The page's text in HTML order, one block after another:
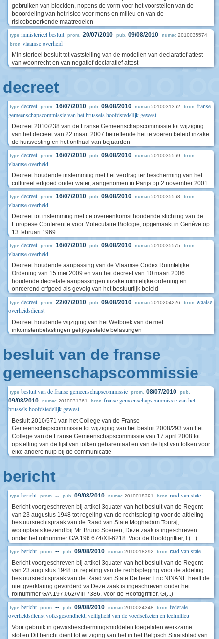
gebruiken van biociden, nopens de vorm voor het voorstellen van de
beoordeling van het risico voor mens en milieu en van de
risicobeperkende maatregelen
type ministerieel besluit prom. 20/07/2010 pub. 09/08/2010 numac 2010035574
bron vlaamse overheid
Ministerieel besluit tot vaststelling van de modellen van declaratief attest
van woonrecht en van negatief declaratief attest
decreet
type decreet prom. 16/07/2010 pub. 09/08/2010 numac 2010031362 bron franse
gemeenschapscommissie van het brussels hoofdstedelijk gewest
Decreet 2010/238 van de Franse Gemeenschapscommissie tot wijziging
van het decreet van 22 maart 2007 betreffende het te voeren beleid inzake
de huisvesting en het onthaal van bejaarden
type decreet prom. 16/07/2010 pub. 09/08/2010 numac 2010035569 bron
vlaamse overheid
Decreet houdende instemming met het verdrag ter bescherming van het
cultureel erfgoed onder water, aangenomen in Parijs op 2 november 2001
type decreet prom. 16/07/2010 pub. 09/08/2010 numac 2010035568 bron
vlaamse overheid
Decreet tot instemming met de overeenkomst houdende stichting van de
Europese Conferentie voor Moleculaire Biologie, opgemaakt in Genève op
13 februari 1969
type decreet prom. 16/07/2010 pub. 09/08/2010 numac 2010035575 bron
vlaamse overheid
Decreet houdende aanpassing van de Vlaamse Codex Ruimtelijke
Ordening van 15 mei 2009 en van het decreet van 10 maart 2006
houdende decretale aanpassingen inzake ruimtelijke ordening en
onroerend erfgoed als gevolg van het bestuurlijk beleid
type decreet prom. 22/07/2010 pub. 09/08/2010 numac 2010204226 bron waalse
overheidsdienst
Decreet houdende wijziging van het Wetboek van de met
inkomstenbelastingen gelijkgestelde belastingen
besluit van de franse
gemeenschapscommissie
type besluit van de franse gemeenschapscommissie prom. 08/07/2010 pub.
09/08/2010 numac 2010031361 bron franse gemeenschapscommissie van het
brussels hoofdstedelijk gewest
Besluit 2010/571 van het College van de Franse
Gemeenschapscommissie tot wijziging van het besluit 2008/293 van het
College van de Franse Gemeenschapscommissie van 17 april 2008 tot
opstelling van de lijst van tolken gebarentaal en van de lijst van tolken voor
elke andere hulp bij de communicatie
bericht
type bericht prom. -- pub. 09/08/2010 numac 2010018291 bron raad van state
Bericht voorgeschreven bij artikel 3quater van het besluit van de Regent
van 23 augustus 1948 tot regeling van de rechtspleging voor de afdeling
bestuursrechtspraak van de Raad van State Moghadam Touraj,
woonplaats kiezend bij Mr. Bruno Soenen, Deze zaak is ingeschreven
onder het rolnummer G/A 196.674/XII-6218. Voor de Hoofdgriffier, I.(...)
type bericht prom. -- pub. 09/08/2010 numac 2010018292 bron raad van state
Bericht voorgeschreven bij artikel 3quater van het besluit van de Regent
van 23 augustus 1948 tot regeling van de rechtspleging voor de afdeling
bestuursrechtspraak van de Raad van State De heer Eric NINANE heeft de
nietigverklaring gevorderd va Deze zaak is ingeschreven onder het
rolnummer G/A 197.062/VIII-7386. Voor de Hoofdgriffier, G(...)
type bericht prom. -- pub. 09/08/2010 numac 2010024348 bron federale
overheidsdienst volksgezondheid, veiligheid van de voedselketen en leefmilieu
Voor gebruik in gewasbeschermingsmiddelen toegelaten werkzame
stoffen Dit bericht dient tot wijziging van het in het Belgisch Staatsblad van